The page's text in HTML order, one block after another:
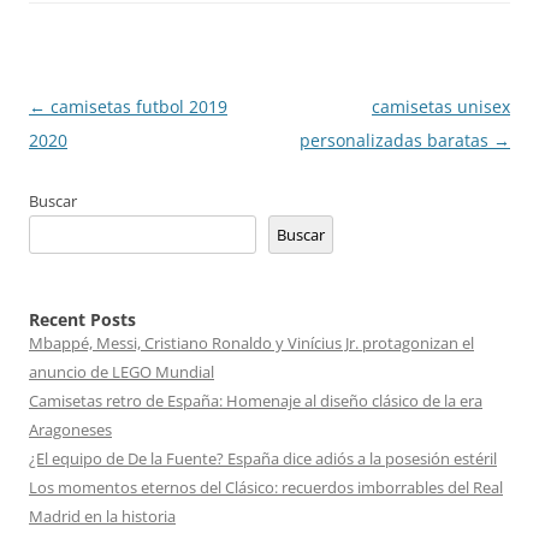
Navegación
de
← camisetas futbol 2019
2020
camisetas unisex
personalizadas baratas →
Buscar
Buscar
Recent Posts
Mbappé, Messi, Cristiano Ronaldo y Vinícius Jr. protagonizan el
anuncio de LEGO Mundial
Camisetas retro de España: Homenaje al diseño clásico de la era
Aragoneses
¿El equipo de De la Fuente? España dice adiós a la posesión estéril
Los momentos eternos del Clásico: recuerdos imborrables del Real
Madrid en la historia